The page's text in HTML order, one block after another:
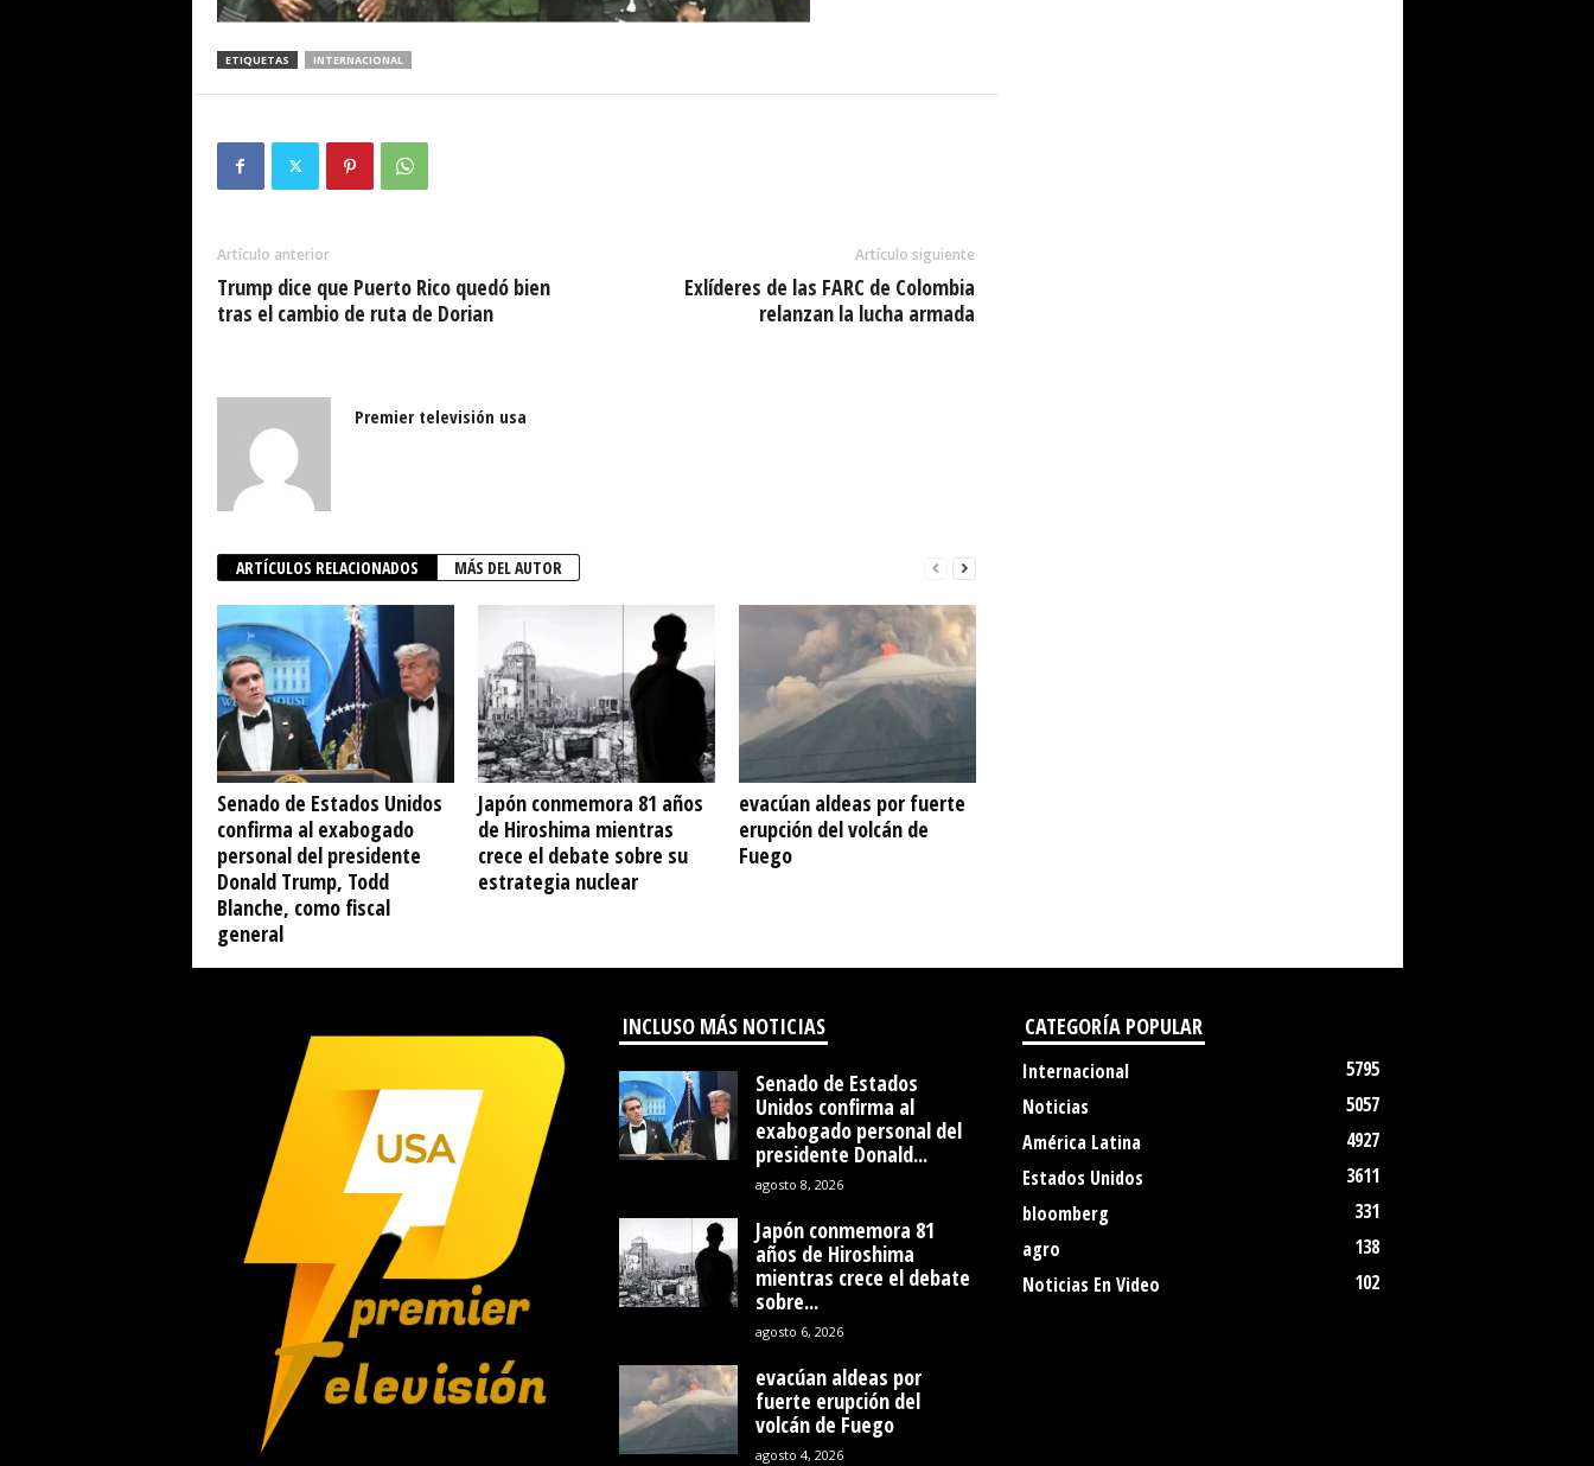
ETIQUETAS INTERNACIONAL
Artículo anterior
Trump dice que Puerto Rico quedó bien
tras el cambio de ruta de Dorian
Artículo siguiente
Exlíderes de las FARC de Colombia
relanzan la lucha armada
Premier televisión usa
ARTÍCULOS RELACIONADOS MÁS DEL AUTOR
Senado de Estados Unidos
confirma al exabogado
personal del presidente
Donald Trump, Todd
Blanche, como fiscal
general
Japón conmemora 81 años
de Hiroshima mientras
crece el debate sobre su
estrategia nuclear
evacúan aldeas por fuerte
erupción del volcán de
Fuego
INCLUSO MÁS NOTICIAS
Senado de Estados
Unidos confirma al
exabogado personal del
presidente Donald...
agosto 8, 2026
Japón conmemora 81
años de Hiroshima
mientras crece el debate
sobre...
agosto 6, 2026
evacúan aldeas por
fuerte erupción del
volcán de Fuego
agosto 4, 2026
CATEGORÍA POPULAR
Internacional
5795
Noticias
5057
América Latina
4927
Estados Unidos
3611
bloomberg
331
agro
138
Noticias En Video
102